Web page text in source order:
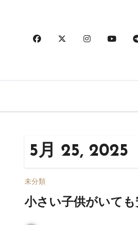
5月 25, 2025
未分類
小さい子供がいて